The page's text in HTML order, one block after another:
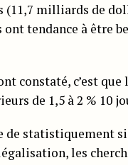
milliards de
tendance à être
constaté, c’est
de 1,5 à 2 % 10
de statistiquement
les